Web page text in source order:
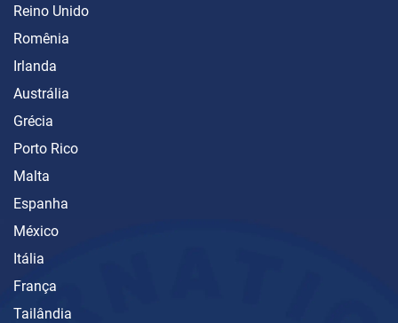
Reino Unido
Romênia
Irlanda
Austrália
Grécia
Porto Rico
Malta
Espanha
México
Itália
França
Tailândia